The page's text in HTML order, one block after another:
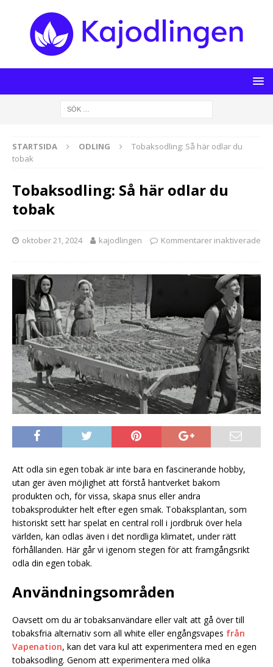
STARTSIDA ODLING
Tobaksodling: Så här odlar du
tobak
Tobaksodling: Så här odlar du
tobak
oktober 21, 2024 kajodlingen Kommentarer inaktiverade
Att odla sin egen tobak är inte bara en fascinerande hobby,
utan ger även möjlighet att förstå hantverket bakom
produkten och, för vissa, skapa snus eller andra
tobaksprodukter helt efter egen smak. Tobaksplantan, som
historiskt sett har spelat en central roll i jordbruk över hela
världen, kan odlas även i det nordliga klimatet, under rätt
förhållanden. Här går vi igenom stegen för att framgångsrikt
odla din egen tobak.
Användningsområden
Oavsett om du är tobaksanvändare eller valt att gå över till
tobaksfria alternativ som all white eller engångsvapes från
Vapenation, kan det vara kul att experimentera med en egen
tobaksodling. Genom att experimentera med olika